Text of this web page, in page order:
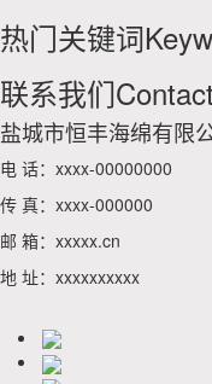
热门关键词
联系我们
盐城市恒丰海绵有限
电 话：xxxx-00000000
传 真：xxxx-000000
邮 箱：xxxxx.cn
地 址：xxxxxxxxxx